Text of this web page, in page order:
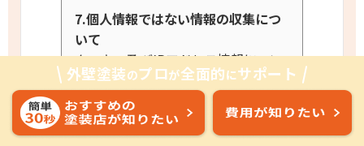
7.個人情報ではない情報の収集につ
いて
クッキー及びIPアドレス情報につい
ては、それら単独では特定の個人を
識別することができないため、個人
情報とは考えておりません。ただし
これら情報と個人情報が一体となっ
外壁塗装のプロが全面的にサポート